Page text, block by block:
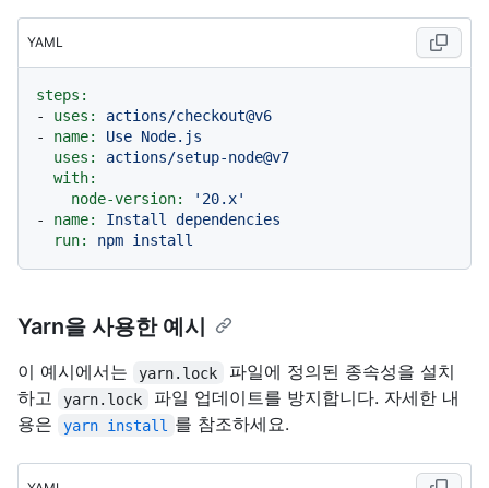
YAML
steps:
-
uses:
actions/checkout@v6
-
name: Use Node.js
uses:
actions/setup-node@v7
with:
node-version:
'20.x'
-
name: Install dependencies
run:
npm install
Yarn을 사용한 예시
이 예시에서는 yarn.lock
파일에 정의된 종속성을 설치
하고
yarn.lock
파일 업데이트를 방지합니다. 자세한 내
용은
yarn install 를 참조하세요.